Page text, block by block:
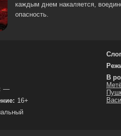
каждым днем накаляется,
опасность.
—
16+
В